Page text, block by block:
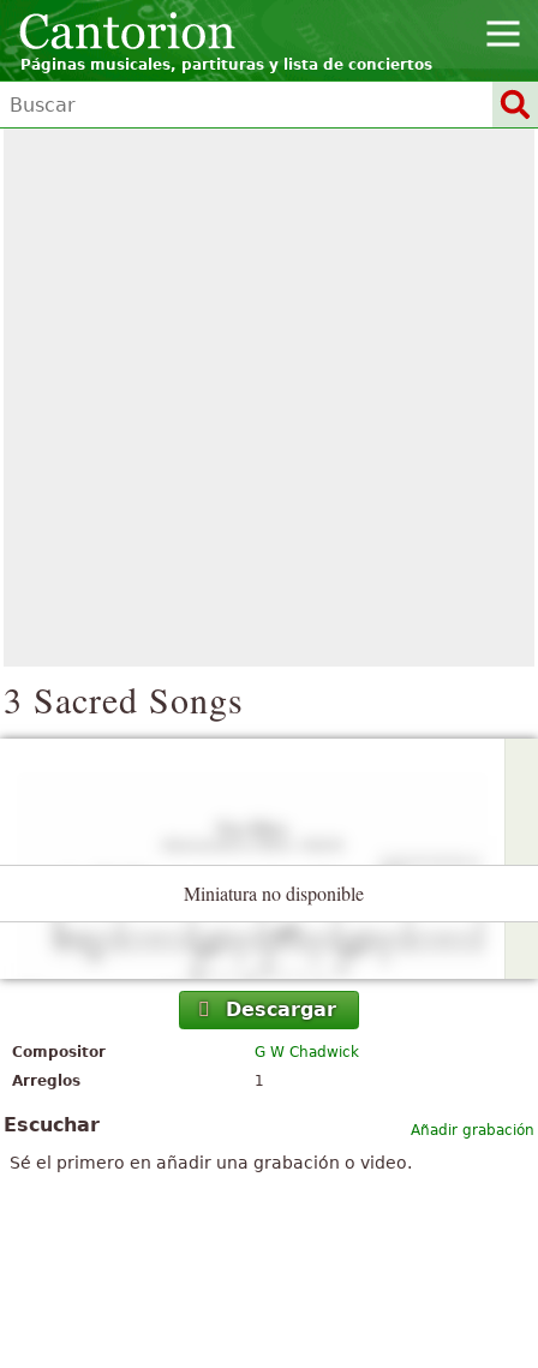
Páginas musicales, partituras y lista de conciertos
3 Sacred Songs
Miniatura no disponible
Descargar
Compositor
G W Chadwick
Arreglos
1
Añadir grabación
Escuchar
Sé el primero en añadir una grabación o video.